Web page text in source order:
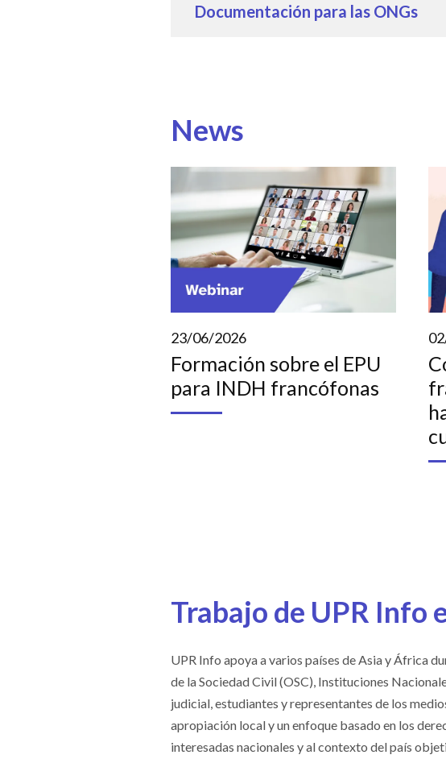
Documentación para las ONGs
News
23/06/2026
Formación sobre el EPU
para INDH francófonas
Trabajo de UPR Info
UPR Info apoya a varios países de Asia y África
de la Sociedad Civil (OSC), Instituciones
judicial, estudiantes y representantes de los
apropiación local y un enfoque basado en los
interesadas nacionales y al contexto del país